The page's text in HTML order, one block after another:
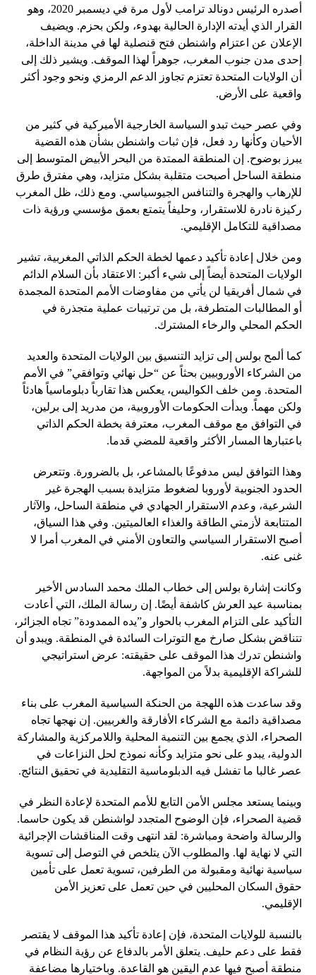
أصدره الرئيس دونالد ترامب لأول مرة في ديسمبر 2020، وهو
القرار الذي أيدته الإدارة الحالية بهدوء، ولكن بحزم. ويضيف
الإعلان عن اعتزام واشنطن فتح قنصلية لها في مدينة الداخلة،
إحدى مدن جنوب المغرب، جوهراً لهذا الموقف. ويشير ذلك إلى
أن الولايات المتحدة تعتزم تجاوز الدعم الرمزي ونحو وجود أكثر
واقعية على الأرض.
وفي عصر حيث تبدو السياسة الخارجية الأميركية في كثير من
الأحيان وكأنها رد فعل، فإن ثبات واشنطن بشأن هذه القضية
يبرز بوضوح. إن المنطقة الممتدة من البحر الأبيض المتوسط ​​إلى
منطقة الساحل أصبحت متقلبة بشكل متزايد، وهي مفترق طرق
للإرهاب والهجرة والتنافس الجيوسياسي. ومع ذلك، ظل المغرب
ركيزة نادرة للاستقرار، وحليفاً يتمتع بعمق مؤسسي ورؤية ذات
مصداقية للتكامل الإقليمي.
ومن خلال إعادة تأكيد دعمها لخطة الحكم الذاتي المغربية، تشير
الولايات المتحدة أيضاً إلى شيء أكبر: الاعتقاد بأن السلام الدائم
في شمال أفريقيا لن يأتي من مفاوضات الأمم المتحدة المجمدة
أو المطالبات المتطرفة، بل من ترتيبات عملية متجذرة في
الحكم المحلي والرخاء المشترك.
كما ألمح بولس إلى تزايد التنسيق بين الولايات المتحدة والعديد
من الشركاء الأوروبيين بحثاً عن “حل نهائي وتوافقي” في الأمم
المتحدة. ومن خلف الكواليس، يعكس هذا تقارباً دبلوماسياً هادئاً
ولكن مهماً. وبدأت الحكومات الأوروبية، من مدريد إلى برلين،
في التوافق مع موقف المغرب، معترفة بخطة الحكم الذاتي
باعتبارها المسار الأكثر واقعية للمضي قدما.
وهذا التوافق ليس مدفوعًا بالمشاعر، بل بالضرورة. وتتعرض
الحدود الجنوبية لأوروبا لضغوط متزايدة بسبب الهجرة غير
الشرعية، وعدم الاستقرار الجهادي في منطقة الساحل، والآثار
المتتابعة لأزمتي الطاقة والغذاء العالميتين. وفي هذا السياق،
أصبح الاستقرار السياسي والتعاون الأمني ​​في المغرب أمرا لا
غنى عنه.
وكانت إشارة بولس إلى خطاب الملك محمد السادس الأخير
بمناسبة عيد العرش كاشفة أيضًا. إن رسالة الملك، التي أعادت
التأكيد على التزام المغرب بالحوار و”يده الممدودة” تجاه الجزائر،
تتناقض بشكل صارخ مع التوترات السائدة في المنطقة. ويبدو أن
واشنطن تدرك هذا الموقف على حقيقته: عرض استراتيجي
للشراكة الإقليمية بدلاً من المواجهة.
وقد ساعدت هذه اللهجة من الحنكة السياسية المغرب على بناء
مصداقية دائمة مع الشركاء الأفارقة والغربيين. إن نهجها تجاه
الصحراء، الذي يجمع بين التنمية المحلية واللامركزية والمشاركة
الدولية، يبدو على نحو متزايد وكأنه نموذج لحل النزاعات في
عصر غالبا ما تفشل فيه الدبلوماسية التقليدية في تحقيق النتائج.
وبينما يستعد مجلس الأمن التابع للأمم المتحدة لإعادة النظر في
قضية الصحراء، فإن الوضوح المتجدد لواشنطن قد يكون حاسما.
والرسالة واضحة ومباشرة: لقد انتهى وقت المناقشات الإجرائية
التي لا نهاية لها. والمطلوب الآن يتلخص في التوصل إلى تسوية
سياسية نهائية ومقبولة من الطرفين، تسوية تعمل على تأمين
حقوق السكان المحليين في حين تعمل على تعزيز الأمن
الإقليمي.
بالنسبة للولايات المتحدة، فإن إعادة تأكيد هذا الموقف لا يقتصر
فقط على دعم حليف. يتعلق الأمر بالدفاع عن رؤية النظام في
منطقة أصبح فيها عدم اليقين هو القاعدة. وباختيارها مضاعفة